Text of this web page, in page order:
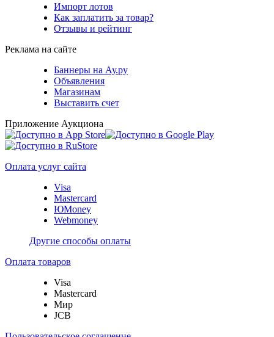
Импорт лотов
Как заплатить за товар?
Отзывы и рейтинг
Реклама на сайте
Баннеры на Ау.ру
Объявления
Магазинам
Выставить счет
Приложение Аукциона
Оплата услуг сайта
Visa
Mastercard
ЮMoney
Webmoney
Другие способы оплаты
Оплата товаров
Visa
Mastercard
Мир
JCB